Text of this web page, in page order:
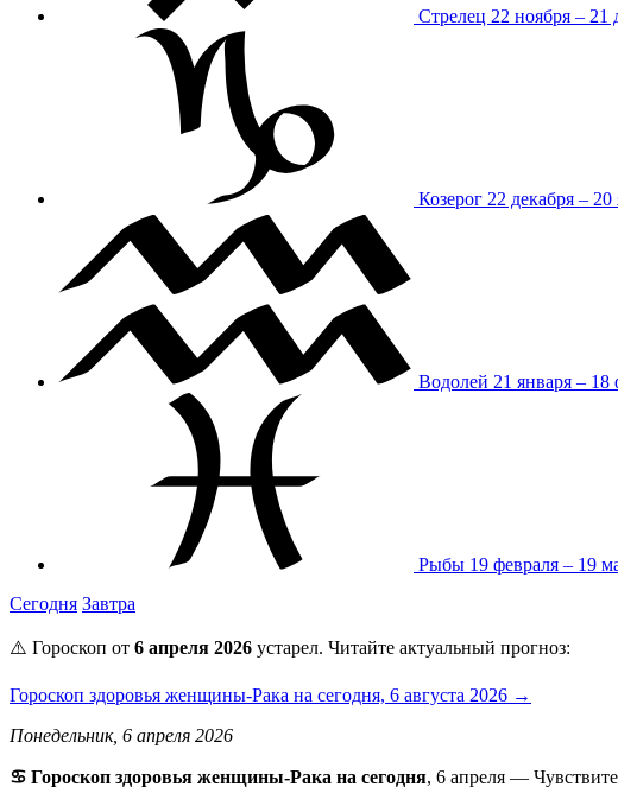
Стрелец 22 ноября – 21
Козерог 22 декабря – 20
Водолей 21 января – 18
Рыбы 19 февраля – 19
Сегодня Завтра
⚠️ Гороскоп от 6 апреля 2026 устарел. Читайте актуальный прогноз:
Гороскоп здоровья женщины-Рака на сегодня, 6 августа 2026 →
Понедельник, 6 апреля 2026
♋️ Гороскоп здоровья женщины-Рака на сегодня, 6 апреля —